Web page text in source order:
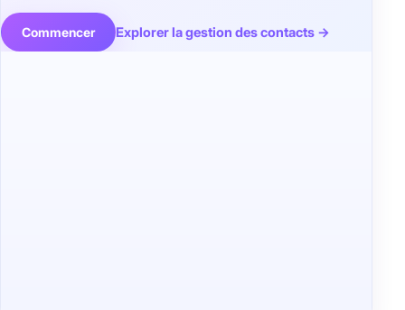
Commencer Explorer la gestion des contacts →